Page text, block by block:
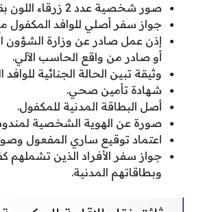
صور شخصية عدد 2 زرقاء اللون بقياس 4*6.
جواز سفر أصلي للوافد المكفول
إذن عمل صادر عن وزارة الشؤون
أو صادر من واقع الحاسب الآلي.
وثيقة تبين الحالة الجنائية للوافد
شهادة تأمين صحي.
أصل البطاقة المدنية للمكفول.
صورة عن الهوية الشخصية
اعتماد توقيع ساري المفعول
جواز سفر الأفراد الذين تشملهم
وبطاقاتهم المدنية.